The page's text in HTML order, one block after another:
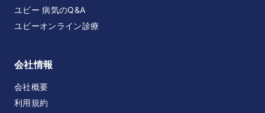
ユビー 病気のQ&A
ユビーオンライン診療
会社情報
会社概要
利用規約